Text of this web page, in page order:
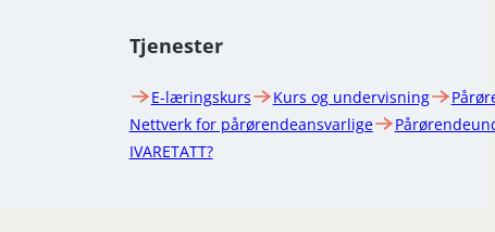
Tjenester
E-læringskurs Kurs og undervisning
Nettverk for pårørendeansvarlige
IVARETATT?